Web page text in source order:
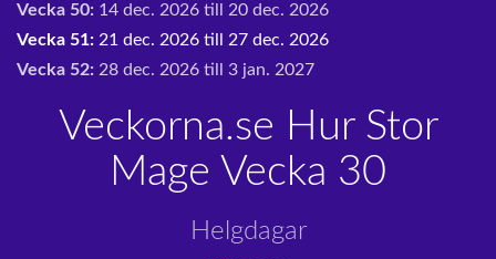
Vecka 50: 14 dec. 2026 till 20 dec. 2026
Vecka 51: 21 dec. 2026 till 27 dec. 2026
Vecka 52: 28 dec. 2026 till 3 jan. 2027
Veckorna.se Hur Stor
Mage Vecka 30
Helgdagar